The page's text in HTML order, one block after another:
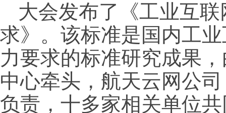
大会发布了《工业互
求》。该标准是国内工
力要求的标准研究成果
中心牵头，航天云网公
负责，十多家相关单位